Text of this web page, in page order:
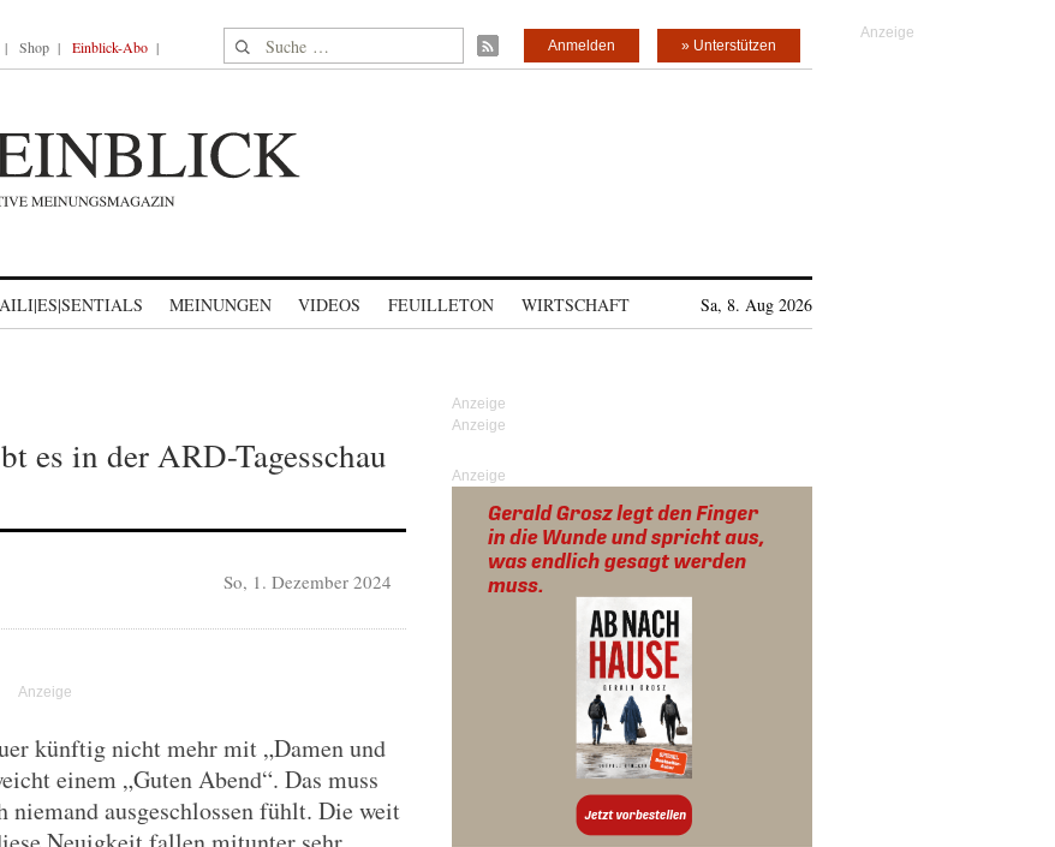
Shop Einblick-Abo Suche nach: » Unterstützen
Anmelden
MEINUNGEN VIDEOS FEUILLETON WIRTSCHAFT Sa, 8. Aug 2026
es in der ARD-Tagesschau
So, 1. Dezember 2024
künftig nicht mehr mit „Damen und
einem „Guten Abend“. Das muss
ausgeschlossen fühlt. Die weit
Anzeige